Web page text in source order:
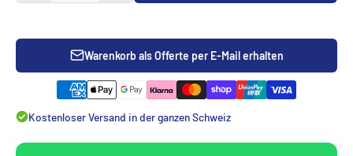
Warenkorb als Offerte per E-Mail erhalten
Kostenloser Versand in der ganzen Schweiz